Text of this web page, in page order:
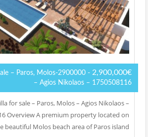
2,900,000€
For Sale – Paros, Molos
– Agios Nikolaos – 1750508116
for sale – Paros, Molos – Agios Nikolaos –
Overview A premium property located on
beautiful Molos beach area of Paros island,…